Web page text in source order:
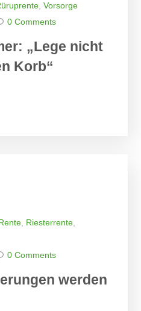
,Vorsorge
0 Comments
„Lege nicht
Korb“
, Riesterrente,
0 Comments
werden